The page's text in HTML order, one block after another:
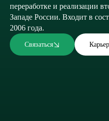
переработке и реализации
Западе России. Входит в
2006 года.
Связаться